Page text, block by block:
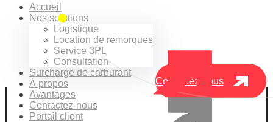
Accueil
Nos solutions
Logistique
Location de remorques
Service 3PL
Consultation
Surcharge de carburant
À propos
Avantages
Contactez-nous
Portail client
étape
Contactez-nous